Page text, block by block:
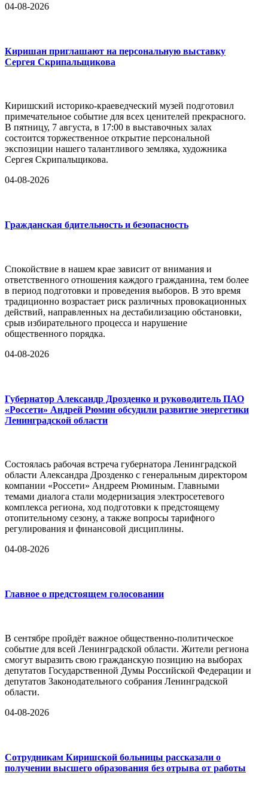
04-08-2026
Киришан приглашают на персональную выставку
Сергея Скрипальщикова
Киришский историко-краеведческий музей подготовил
примечательное событие для всех ценителей прекрасного.
В пятницу, 7 августа, в 17:00 в выставочных залах
состоится торжественное открытие персональной
экспозиции нашего талантливого земляка, художника
Сергея Скрипальщикова.
04-08-2026
Гражданская бдительность и безопасность
Спокойствие в нашем крае зависит от внимания и
ответственного отношения каждого гражданина, тем более
в период подготовки и проведения выборов. В это время
традиционно возрастает риск различных провокационных
действий, направленных на дестабилизацию обстановки,
срыв избирательного процесса и нарушение
общественного порядка.
04-08-2026
Губернатор Александр Дрозденко и руководитель ПАО
«Россети» Андрей Рюмин обсудили развитие энергетики
Ленинградской области
Состоялась рабочая встреча губернатора Ленинградской
области Александра Дрозденко с генеральным директором
компании «Россети» Андреем Рюминым. Главными
темами диалога стали модернизация электросетевого
комплекса региона, ход подготовки к предстоящему
отопительному сезону, а также вопросы тарифного
регулирования и финансовой дисциплины.
04-08-2026
Главное о предстоящем голосовании
В сентябре пройдёт важное общественно-политическое
событие для всей Ленинградской области. Жители региона
смогут выразить свою гражданскую позицию на выборах
депутатов Государственной Думы Российской Федерации и
депутатов Законодательного собрания Ленинградской
области.
04-08-2026
Сотрудникам Киришской больницы рассказали о
получении высшего образования без отрыва от работы